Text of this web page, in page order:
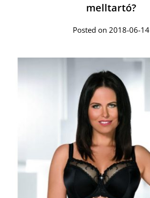
melltartó?
Posted on 2018-06-14